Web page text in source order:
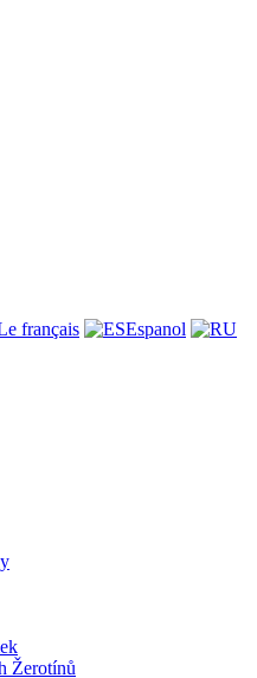
français
Espanol
Žerotínů